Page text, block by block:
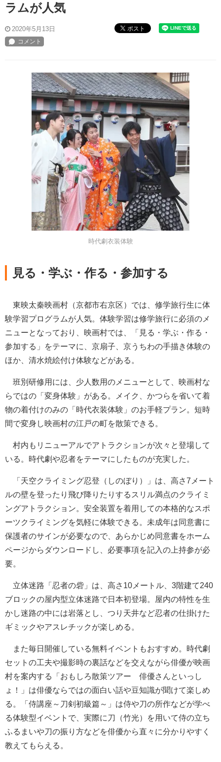
ラムが人気
2020年5月13日 ポスト
時代劇衣装体験
見る・学ぶ・作る・参加する
東映太秦映画村（京都市右京区）では、修学旅行生に体
験学習プログラムが人気。体験学習は修学旅行に必須のメ
ニューとなっており、映画村では、「見る・学ぶ・作る・
参加する」をテーマに、京扇子、京うちわの手描き体験の
ほか、清水焼絵付け体験などがある。
班別研修用には、少人数用のメニューとして、映画村な
らではの「変身体験」がある。メイク、かつらを省いて着
物の着付けのみの「時代衣装体験」のお手軽プラン。短時
間で変身し映画村の江戸の町を散策できる。
村内もリニューアルでアトラクションが次々と登場して
いる。時代劇や忍者をテーマにしたものが充実した。
「天空クライミング忍登（しのぼり）」は、高さ7メート
ルの壁を登ったり飛び降りたりするスリル満点のクライミ
ングアトラクション。安全装置を着用しての本格的なスポ
ーツクライミングを気軽に体験できる。未成年は同意書に
保護者のサインが必要なので、あらかじめ同意書をホーム
ページからダウンロードし、必要事項を記入の上持参が必
要。
立体迷路「忍者の砦」は、高さ10メートル、3階建て240
ブロックの屋内型立体迷路で日本初登場。屋内の特性を生
かし迷路の中には岩落とし、つり天井など忍者の仕掛けた
ギミックやアスレチックが楽しめる。
また毎日開催している無料イベントもおすすめ。時代劇
セットの工夫や撮影時の裏話などを交えながら俳優が映画
村を案内する「おもしろ散策ツアー 俳優さんといっし
ょ！」は俳優ならではの面白い話や豆知識が聞けて楽しめ
る。「侍講座～刀剣初級篇～」は侍や刀の所作などが学べ
る体験型イベントで、実際に刀（竹光）を用いて侍の立ち
ふるまいや刀の振り方などを俳優から直々に分かりやすく
教えてもらえる。